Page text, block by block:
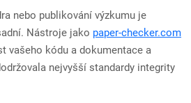
nebo publikování výzkumu je
Nástroje jako paper-checker.com
vašeho kódu a dokumentace a
nejvyšší standardy integrity